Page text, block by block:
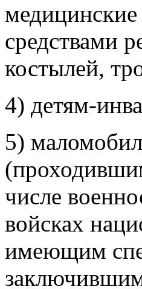
средствами
костылей,
4) детям-
5)
числе
войсках
имеющим